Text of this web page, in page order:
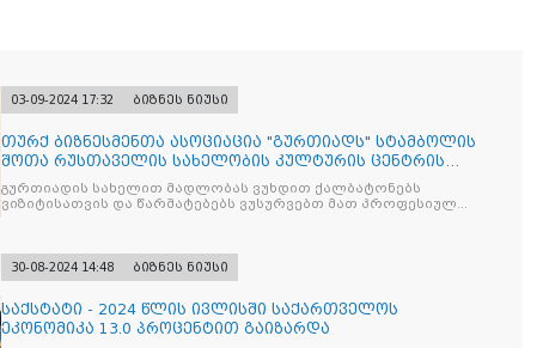
03-09-2024 17:32 ბიზნეს ნიუსი
თურქ ბიზნესმენთა ასოციაცია "გურთიადს" სტამბოლის
შოთა რუსთაველის სახელობის კულტურის ცენტრის
თავმჯდომარე ეწვია
გურთიადის სახელით მადლობას ვუხდით ქალბატონებს
ვიზიტისათვის და წარმატებებს ვუსურვებთ მათ პროფესიულ
30-08-2024 14:48 ბიზნეს ნიუსი
საქსტატი - 2024 წლის ივლისში საქართველოს
ეკონომიკა 13.0 პროცენტით გაიზარდა